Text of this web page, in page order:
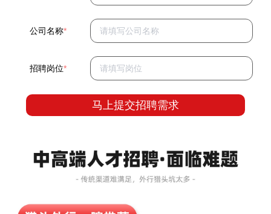
公司名称*
招聘岗位*
马上提交招聘需求